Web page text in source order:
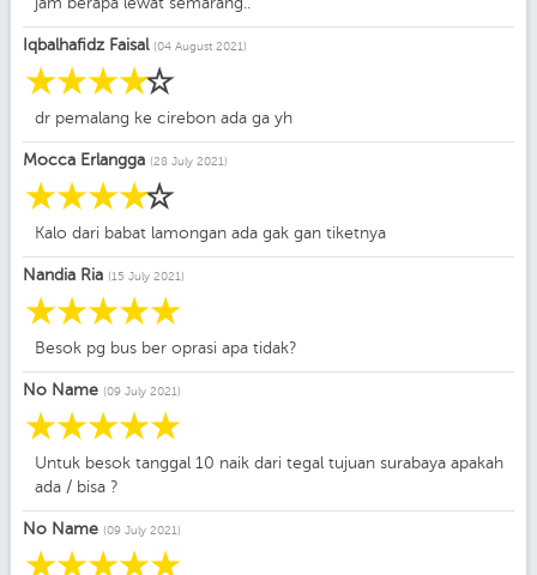
Iqbalhafidz Faisal (04 August 2021)
☆
☆
☆
☆
☆
dr pemalang ke cirebon ada ga yh
Mocca Erlangga (28 July 2021)
☆
☆
☆
☆
☆
Kalo dari babat lamongan ada gak gan tiketnya
Nandia Ria (15 July 2021)
☆
☆
☆
☆
☆
Besok pg bus ber oprasi apa tidak?
No Name (09 July 2021)
☆
☆
☆
☆
☆
Untuk besok tanggal 10 naik dari tegal tujuan surabaya apakah
ada / bisa ?
No Name (09 July 2021)
☆
☆
☆
☆
☆